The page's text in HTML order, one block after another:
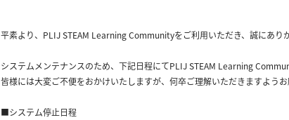
平素より、PLIJ STEAM Learning Communityをご利用いただき、誠にあり
システムメンテナンスのため、下記日程にてPLIJ STEAM Learning
皆様には大変ご不便をおかけいたしますが、何卒ご理解いただきますようお
■システム停止日程